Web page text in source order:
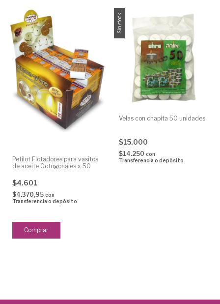
Petilot Flotadores para vasitos
de aceite Octogonales x 50
$4.601
$4.370,95 con
Transferencia o depósito
Sin stock
Velas con chapita 50 unidades
$15.000
$14.250 con
Transferencia o depósito